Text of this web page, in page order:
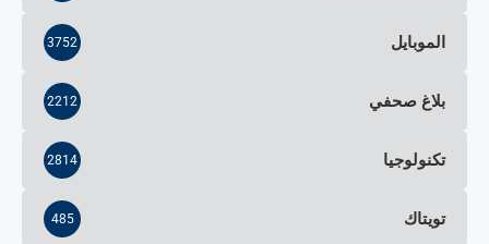
الموبايل 3752
بلاغ صحفي 2212
تكنولوجيا 2814
تويتاك 485